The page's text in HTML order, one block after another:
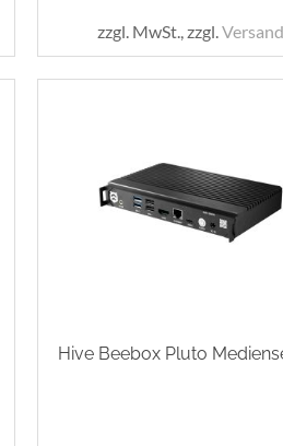
zzgl. MwSt., zzgl.Versand
Hive Beebox Pluto